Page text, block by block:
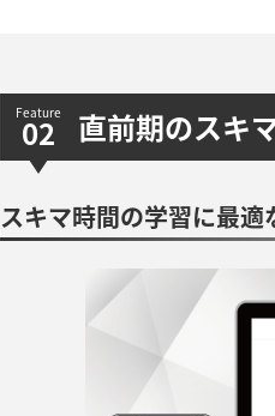
直前期のスキ
スキマ時間の学習に最適